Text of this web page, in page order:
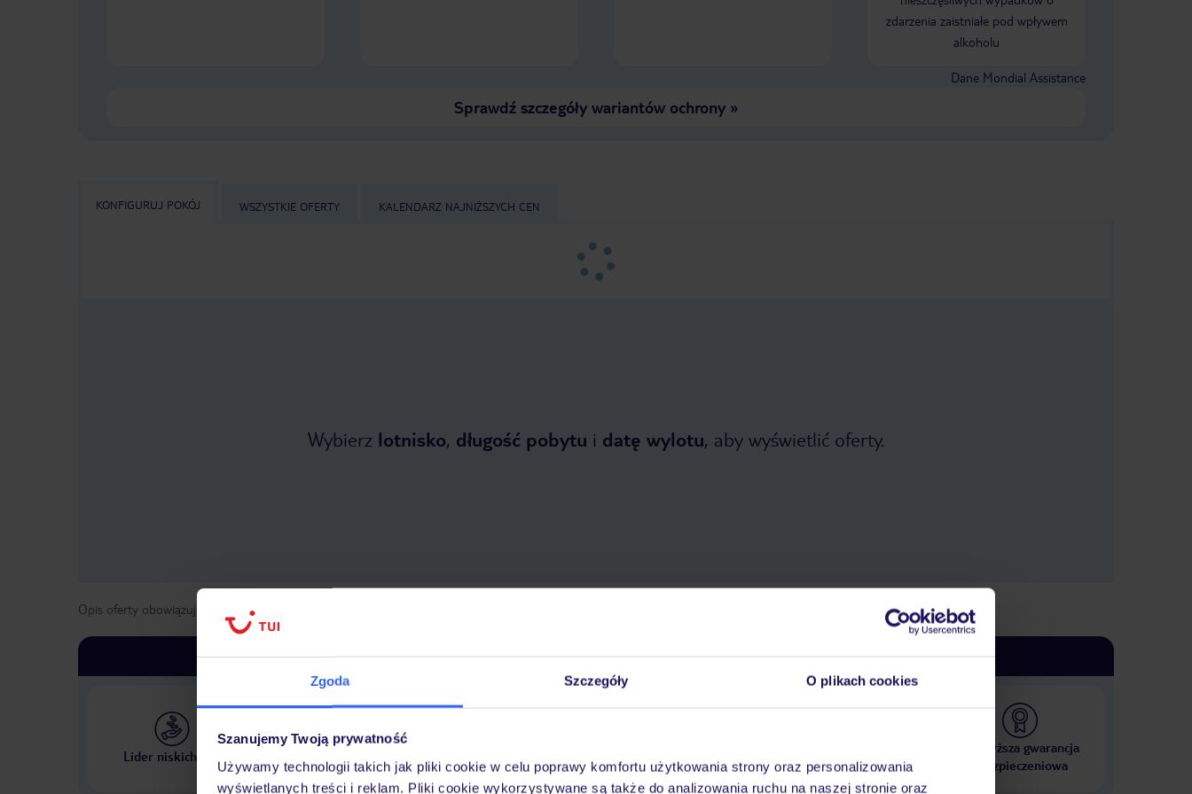
Zgoda Szczegóły O plikach cookies
Szanujemy Twoją prywatność
Używamy technologii takich jak pliki cookie w celu poprawy komfortu użytkowania strony oraz personalizowania
wyświetlanych treści i reklam. Pliki cookie wykorzystywane są także do analizowania ruchu na naszej stronie oraz
zadbane i świetnie zorganizowane.
Wieczorne animacje i zajęcia były
prawdziwą wisienką na torcie.
naprawdę angażujące – sprawiały, że
zdarzenia zaistniałe pod wpływem
alkoholu
Dane Mondial Assistance
Sprawdź szczegóły wariantów ochrony»
KONFIGURUJ POKÓJ WSZYSTKIE OFERTY KALENDARZ NAJNIŻSZYCH CEN
Wybierz lotnisko, długość pobytu i datę wylotu, aby wyświetlić oferty.
Opis oferty obowiązuje dla wyjazdów w terminie
Dlaczego warto wybrać TUI?
Lider niskich cen
Największe biuro podróży
w Polsce
wakacjach 24/7
krajach
Najwyższa gwarancja
ubezpieczeniowa